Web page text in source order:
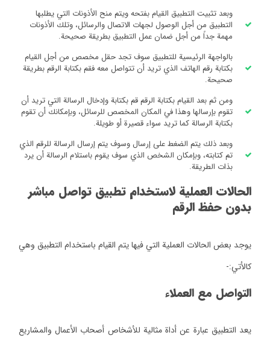
وبعد تثبيت التطبيق القيام بفتحه ويتم منح الأذونات التي يطلبها
التطبيق من أجل الوصول لجهات الاتصال والرسائل، وتلك الأذونات
مهمة جداً من أجل ضمان عمل التطبيق بطريقة صحيحة.
بالواجهة الرئيسية للتطبيق سوف تجد حقل مخصص من أجل القيام
بكتابة رقم الهاتف الذي تريد أن تتواصل معه فقم بكتابة الرقم بطريقة
صحيحة.
ومن ثم بعد القيام بكتابة الرقم قم بكتابة وإدخال الرسالة التي تريد أن
تقوم بإرسالها وهذا في المكان المخصص للرسائل، وبإمكانك أن تقوم
بكتابة الرسالة كما تريد سواء قصيرة أو طويلة.
وبعد ذلك يتم الضغط على إرسال وسوف يتم إرسال الرسالة للرقم الذي
تم كتابته، وبإمكان الشخص الذي سوف يقوم باستلام الرسالة أن يرد
بذات الطريقة.
الحالات العملية لاستخدام تطبيق تواصل مباشر
بدون حفظ الرقم
يوجد بعض الحالات العملية التي فيها يتم القيام باستخدام التطبيق وهي
كالأتي:-
التواصل مع العملاء
يعد التطبيق عبارة عن أداة مثالية للأشخاص أصحاب الأعمال والمشاريع